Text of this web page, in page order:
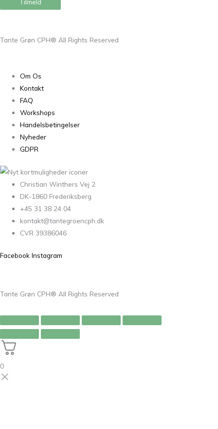
Tante Grøn CPH® All Rights Reserved
Om Os
Kontakt
FAQ
Workshops
Handelsbetingelser
Nyheder
GDPR
Christian Winthers Vej 2
DK-1860 Frederiksberg
+45 31 38 24 04
kontakt@tantegroencph.dk
CVR 39386046
Facebook Instagram
Tante Grøn CPH® All Rights Reserved
0